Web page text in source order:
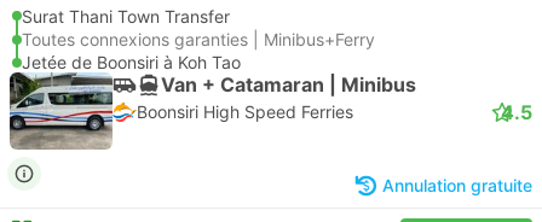
Surat Thani Town Transfer
Toutes connexions garanties | Minibus+Ferry
Jetée de Boonsiri à Koh Tao
Van + Catamaran | Minibus
Boonsiri High Speed Ferries 4.5
Annulation gratuite